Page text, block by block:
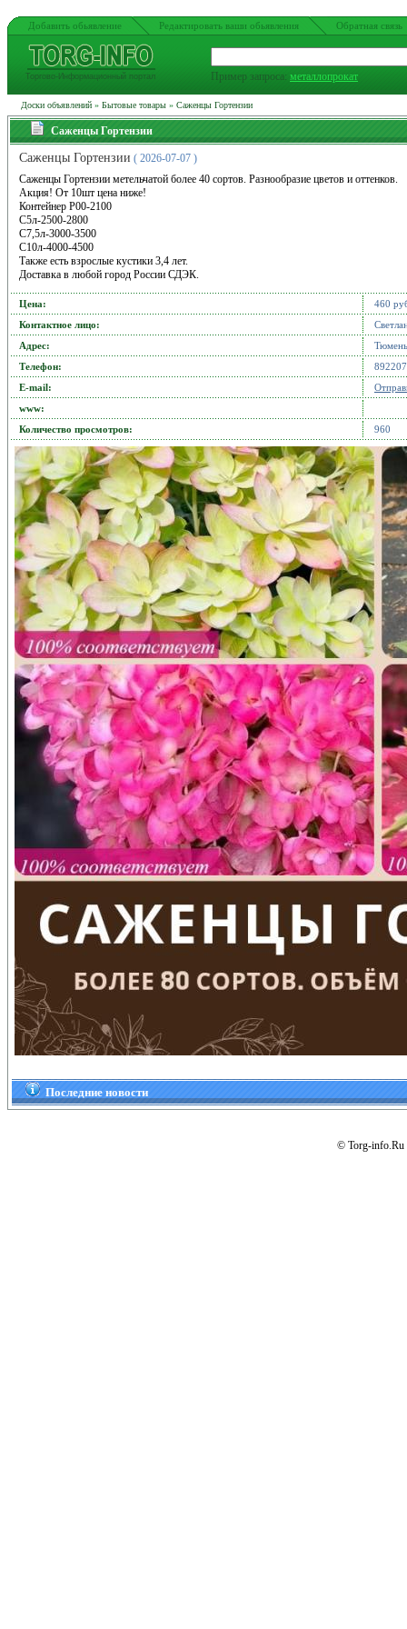
Добавить обьявление Редактировать ваши обьявления Обратная связь
Торгово-Информационный портал Пример запроса: металлопрокат
Доски объявлений » Бытовые товары » Саженцы Гортензии
Саженцы Гортензии
Саженцы Гортензии ( 2026-07-07 )
Саженцы Гортензии метельчатой более 40 сортов. Разнообразие цветов и оттенков.
Акция! От 10шт цена ниже!
Контейнер Р00-2100
С5л-2500-2800
С7,5л-3000-3500
С10л-4000-4500
Также есть взрослые кустики 3,4 лет.
Доставка в любой город России СДЭК.
Цена:
460
Контактное лицо:
Адрес:
Телефон:
Е-mail:
www:
Количество просмотров:
960
Последние новости
© Torg-info.Ru